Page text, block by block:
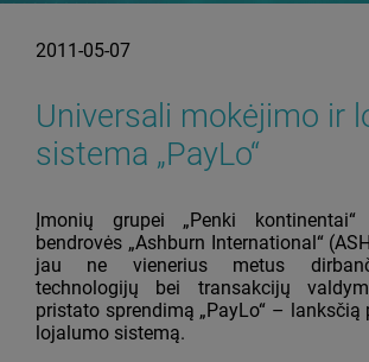
2011-05-07
Universali mokėjimo ir
sistema „PayLo“
Įmonių grupei „Penki kontinentai“
bendrovės „Ashburn International“
jau ne vienerius metus
technologijų bei transakcijų
pristato sprendimą „PayLo“ – lanksčią
lojalumo sistemą.